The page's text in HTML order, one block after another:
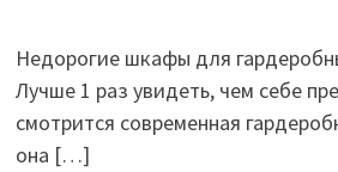
Недорогие шкафы для
Лучше 1 раз увидеть, чем себе
смотрится современная
она […]